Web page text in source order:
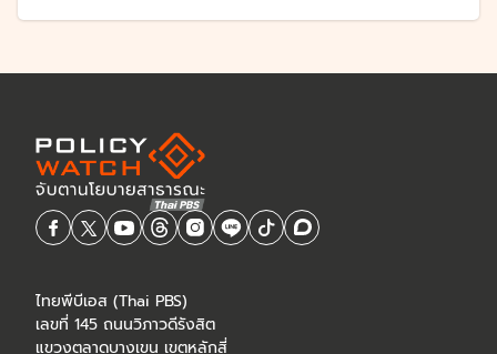
ไทยพีบีเอส (Thai PBS)
เลขที่ 145 ถนนวิภาวดีรังสิต
แขวงตลาดบางเขน เขตหลักสี่